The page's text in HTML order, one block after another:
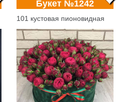
Букет №1242
101 кустовая пионовидная
роза